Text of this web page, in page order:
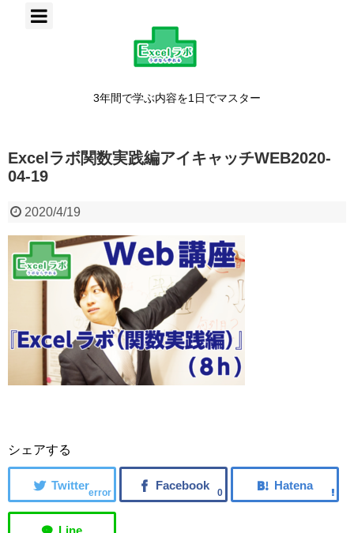
3年間で学ぶ内容を1日でマスター
Excelラボ関数実践編アイキャッチWEB2020-
04-19
2020/4/19
シェアする
error 0